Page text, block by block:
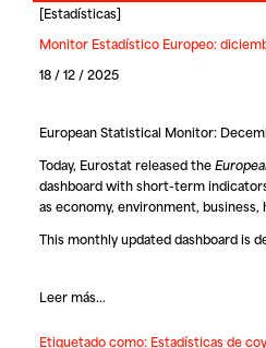
[Estadísticas]
Monitor Estadístico Europeo:
18 / 12 / 2025
European Statistical Monitor:
Today, Eurostat released the
dashboard with short-term
as economy, environment, business,
This monthly updated dashboard is
Leer más...
Etiquetado como: Estadísticas de